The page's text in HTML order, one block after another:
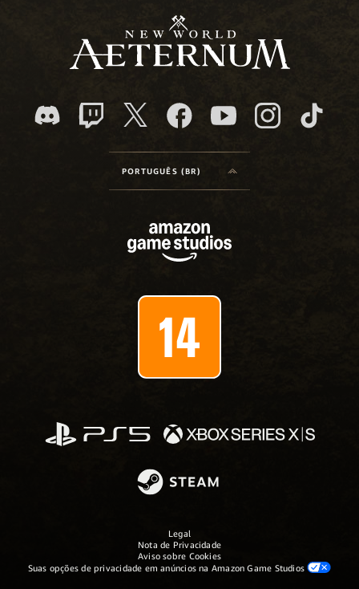
PORTUGUÊS (BR)
Legal
Nota de Privacidade
Aviso sobre Cookies
Suas opções de privacidade em anúncios na Amazon Game Studios